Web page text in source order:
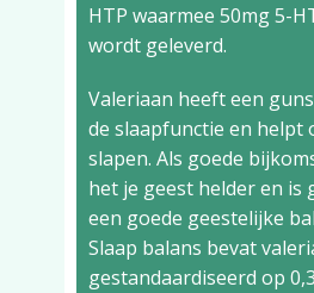
HTP waarmee 50mg 5-
wordt geleverd.
Valeriaan heeft een
de slaapfunctie en helpt
slapen. Als goede
het je geest helder en is
een goede geestelijke
Slaap balans bevat
gestandaardiseerd op